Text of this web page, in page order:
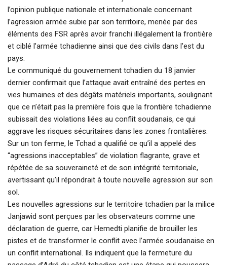
l’opinion publique nationale et internationale concernant
l’agression armée subie par son territoire, menée par des
éléments des FSR après avoir franchi illégalement la frontière
et ciblé l’armée tchadienne ainsi que des civils dans l’est du
pays.
Le communiqué du gouvernement tchadien du 18 janvier
dernier confirmait que l’attaque avait entraîné des pertes en
vies humaines et des dégâts matériels importants, soulignant
que ce n’était pas la première fois que la frontière tchadienne
subissait des violations liées au conflit soudanais, ce qui
aggrave les risques sécuritaires dans les zones frontalières.
Sur un ton ferme, le Tchad a qualifié ce qu’il a appelé des
“agressions inacceptables” de violation flagrante, grave et
répétée de sa souveraineté et de son intégrité territoriale,
avertissant qu’il répondrait à toute nouvelle agression sur son
sol.
Les nouvelles agressions sur le territoire tchadien par la milice
Janjawid sont perçues par les observateurs comme une
déclaration de guerre, car Hemedti planifie de brouiller les
pistes et de transformer le conflit avec l’armée soudanaise en
un conflit international. Ils indiquent que la fermeture du